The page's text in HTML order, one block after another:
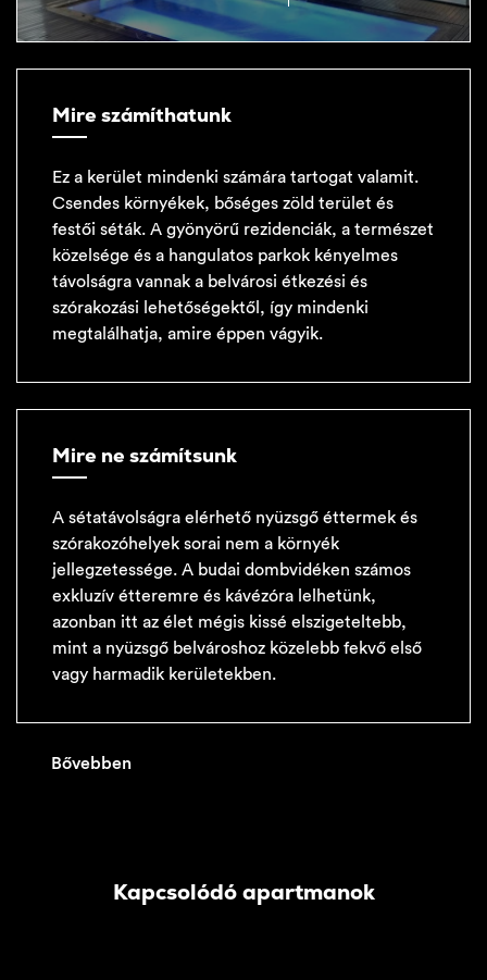
Mire számíthatunk
Ez a kerület mindenki számára tartogat valamit.
Csendes környékek, bőséges zöld terület és
festői séták. A gyönyörű rezidenciák, a természet
közelsége és a hangulatos parkok kényelmes
távolságra vannak a belvárosi étkezési és
szórakozási lehetőségektől, így mindenki
megtalálhatja, amire éppen vágyik.
Mire ne számítsunk
A sétatávolságra elérhető nyüzsgő éttermek és
szórakozóhelyek sorai nem a környék
jellegzetessége. A budai dombvidéken számos
exkluzív étteremre és kávézóra lelhetünk,
azonban itt az élet mégis kissé elszigeteltebb,
mint a nyüzsgő belvároshoz közelebb fekvő első
vagy harmadik kerületekben.
Bővebben
Kapcsolódó apartmanok